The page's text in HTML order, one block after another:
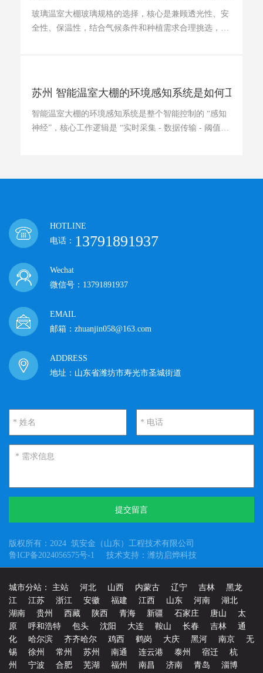
玻璃温室大棚玻璃规格的选择，核心是兼顾透光性、安
全性、保温性，结合气候条件和种植需求合理挑选，主
苏州 智能温室大棚的环境感知系统是如何工 ...
智能温室大棚的环境感知系统是整个智能控制的 “感知
神经”，核心工作逻辑是 “实时采集 - 数据传输 - 阈值比
HOTLINE
电话： 13791891937
Wechat
微信号：13791891937
EMAIL
邮箱：zhuanjin058@163.com
ADDRESS
地址：山东省潍坊市寿光市圣城街道
提交留言
版权所有：2024 筑安金（山东）工程技术有限公司
鲁ICP备2024056575号-1
技术支持：潍坊启烨科技
城市分站： 主站 河北 山西 内蒙古 辽宁 吉林
黑龙
江
江苏 浙江 安徽 福建 江西 山东 河南
湖北
湖南
贵州 西藏 陕西 青海 新疆 石家庄 唐山
太
原
呼和浩特 包头 沈阳 大连 鞍山 长春 吉林
通
化
哈尔滨 齐齐哈尔 鸡西 鹤岗 大庆 黑河 南京
无
锡
徐州 常州 苏州 南通 连云港 泰州 宿迁
杭
州
宁波 合肥 芜湖 福州 南昌 济南 青岛 淄博